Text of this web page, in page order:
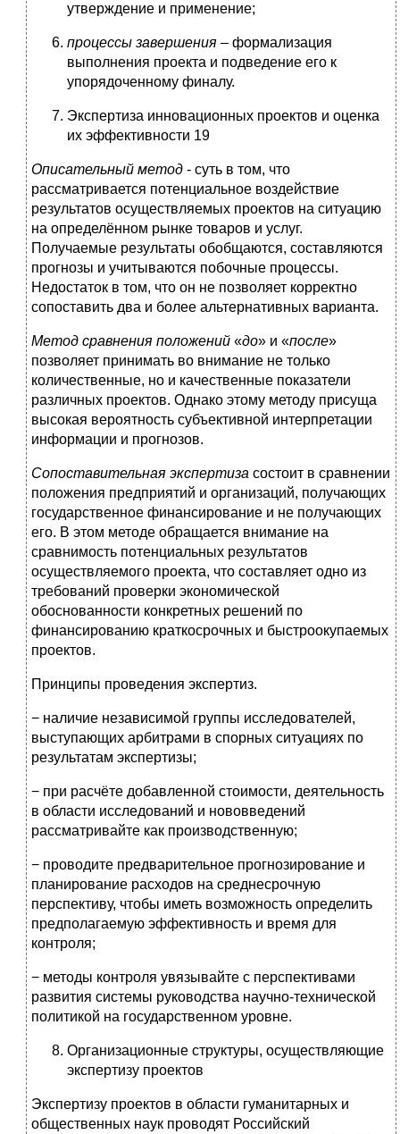
утверждение и применение;
процессы завершения – формализация
выполнения проекта и подведение его к
упорядоченному финалу.
Экспертиза инновационных проектов и оценка
их эффективности 19
Описательный метод - суть в том, что
рассматривается потенциальное воздействие
результатов осуществляемых проектов на ситуацию
на определённом рынке товаров и услуг.
Получаемые результаты обобщаются, составляются
прогнозы и учитываются побочные процессы.
Недостаток в том, что он не позволяет корректно
сопоставить два и более альтернативных варианта.
Метод сравнения положений «до» и «после»
позволяет принимать во внимание не только
количественные, но и качественные показатели
различных проектов. Однако этому методу присуща
высокая вероятность субъективной интерпретации
информации и прогнозов.
Сопоставительная экспертиза состоит в сравнении
положения предприятий и организаций, получающих
государственное финансирование и не получающих
его. В этом методе обращается внимание на
сравнимость потенциальных результатов
осуществляемого проекта, что составляет одно из
требований проверки экономической
обоснованности конкретных решений по
финансированию краткосрочных и быстроокупаемых
проектов.
Принципы проведения экспертиз.
− наличие независимой группы исследователей,
выступающих арбитрами в спорных ситуациях по
результатам экспертизы;
− при расчёте добавленной стоимости, деятельность
в области исследований и нововведений
рассматривайте как производственную;
− проводите предварительное прогнозирование и
планирование расходов на среднесрочную
перспективу, чтобы иметь возможность определить
предполагаемую эффективность и время для
контроля;
− методы контроля увязывайте с перспективами
развития системы руководства научно-технической
политикой на государственном уровне.
Организационные структуры, осуществляющие
экспертизу проектов
Экспертизу проектов в области гуманитарных и
общественных наук проводят Российский